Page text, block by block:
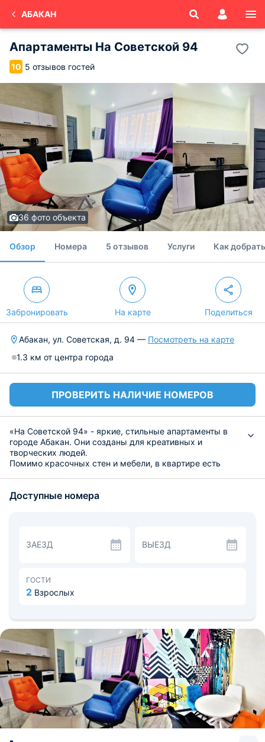
АБАКАН
Апартаменты На Советской 94
10 5 отзывов гостей
36 фото объекта
Обзор Номера 5 отзывов Услуги Как
Забронировать На карте Поделиться
Абакан, ул. Советская, д. 94 — Посмотреть на карте
1.3 км от центра города
ПРОВЕРИТЬ НАЛИЧИЕ НОМЕРОВ
«На Советской 94» - яркие, стильные апартаменты в
городе Абакан. Они созданы для креативных и
творческих людей.
Помимо красочных стен и мебели, в квартире есть
ванной. Также в ванной комнате вас будут ждать
холодильник — все для того, чтобы вы с удовольствием
готовили свои любимые блюда.
Расстояние до аэропорта — 3,8 км, до
железнодорожного вокзала — 1,3 км.
Доступные номера
ЗАЕЗД ВЫЕЗД
ГОСТИ
2 Взрослых